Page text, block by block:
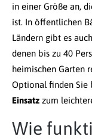
in einer Größe an,
ist. In öffentlichen
Ländern gibt es
denen bis zu 40
heimischen Garten
Optional finden Sie
Einsatz zum
Wie